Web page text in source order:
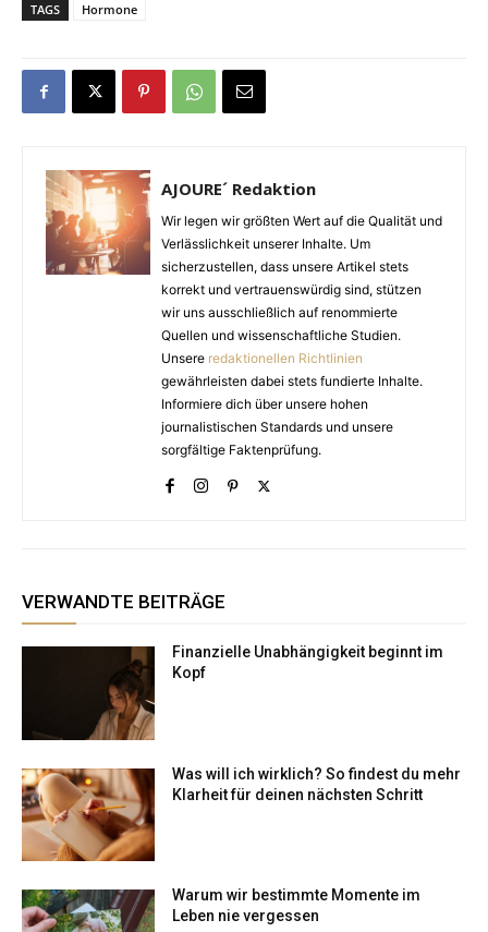
TAGS Hormone
AJOURE´ Redaktion
Wir legen wir größten Wert auf die Qualität und
Verlässlichkeit unserer Inhalte. Um
sicherzustellen, dass unsere Artikel stets
korrekt und vertrauenswürdig sind, stützen
wir uns ausschließlich auf renommierte
Quellen und wissenschaftliche Studien.
Unsere redaktionellen Richtlinien
gewährleisten dabei stets fundierte Inhalte.
Informiere dich über unsere hohen
journalistischen Standards und unsere
sorgfältige Faktenprüfung.
VERWANDTE BEITRÄGE
Finanzielle Unabhängigkeit beginnt im
Kopf
Was will ich wirklich? So findest du mehr
Klarheit für deinen nächsten Schritt
Warum wir bestimmte Momente im
Leben nie vergessen